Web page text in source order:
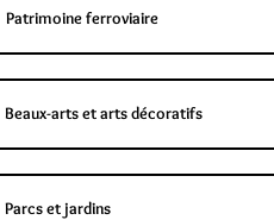
Patrimoine ferroviaire
Beaux-arts et arts décoratifs
Parcs et jardins